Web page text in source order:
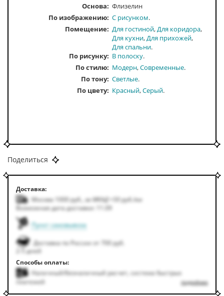
Основа: Флизелин
По изображению С рисунком
Помещение Для гостиной Для коридора
Для кухни Для прихожей
Для спальни
По рисунку
В полоску
По стилю
Модерн Современные
По тону Светлые
По цвету
Красный Серый
Поделиться
Доставка:
Москва 1000руб. за МКАД +50руб./км
Возможная дата доставки: 11.09
Пункт самовывоза
Доставка по России от 700 руб.
2-5 дней
Способы оплаты:
Наличный/безналичный расчет, система быстрых
платежей
подробнее